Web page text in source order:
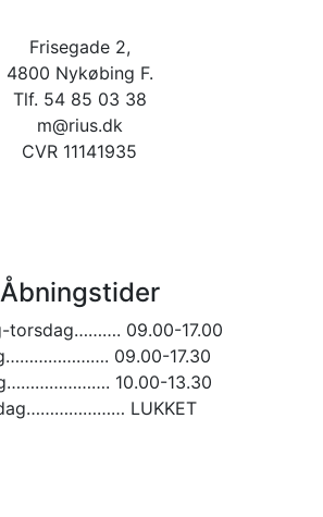
Frisegade 2,
4800 Nykøbing F.
Tlf. 54 85 03 38
m@rius.dk
CVR 11141935
Åbningstider
torsdag………. 09.00-17.00
09.00-17.30
10.00-13.30
LUKKET